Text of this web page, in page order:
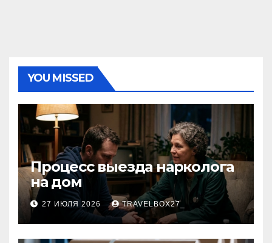
YOU MISSED
Процесс выезда нарколога
на дом
27 ИЮЛЯ 2026 TRAVELBOX27_